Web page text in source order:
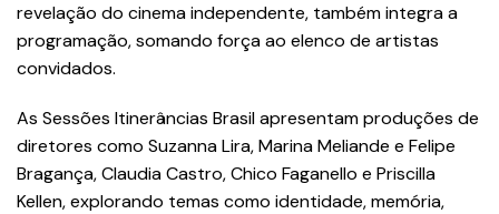
revelação do cinema independente, também integra a
programação, somando força ao elenco de artistas
convidados.
As Sessões Itinerâncias Brasil apresentam produções de
diretores como Suzanna Lira, Marina Meliande e Felipe
Bragança, Claudia Castro, Chico Faganello e Priscilla
Kellen, explorando temas como identidade, memória,